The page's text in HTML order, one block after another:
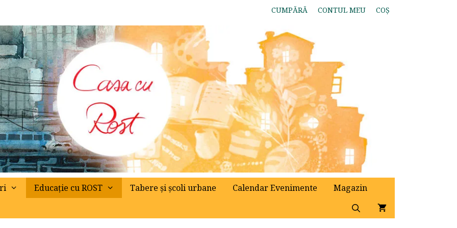
CUMPĂRĂ CONTUL MEU COȘ
Educație cu ROST Tabere și școli urbane Calendar Evenimente
Magazin